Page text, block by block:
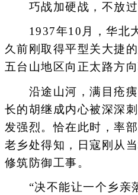
巧战加硬战，不放过
1937年10月，华北大
久前刚取得平型关大捷
五台山地区向正太路方向
沿途山河，满目疮痍
长的胡继成内心被深深
发强烈。恰在此时，率
老乡处得知，日寇刚从
修筑防御工事。
“决不能让一个乡亲